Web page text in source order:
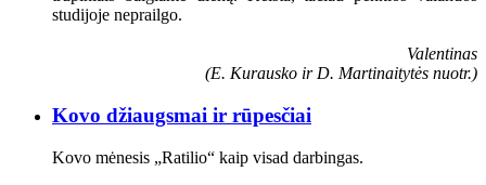
studijoje neprailgo.
Valentinas
(E. Kurausko ir D. Martinaitytės nuotr.)
Kovo džiaugsmai ir rūpesčiai
Kovo mėnesis „Ratilio“ kaip visad darbingas.